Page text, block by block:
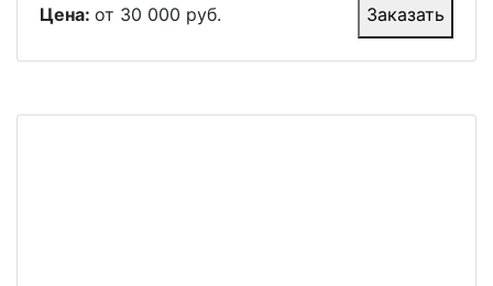
Цена: от 30 000 руб. Заказать